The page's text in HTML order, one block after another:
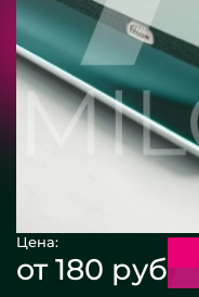
Цена:
от 180 руб